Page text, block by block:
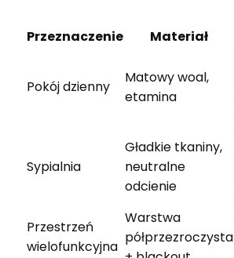
Przeznaczenie Materiał
Pokój dzienny
Matowy woal,
etamina
Sypialnia
Gładkie tkaniny,
neutralne
odcienie
Przestrzeń
wielofunkcyjna
Warstwa
półprzezroczysta